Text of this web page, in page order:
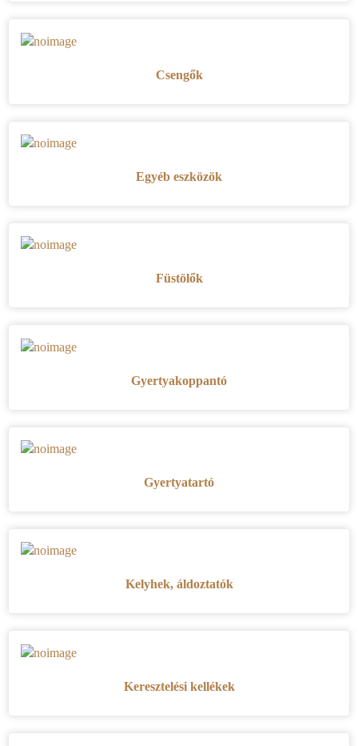
Csengők
Egyéb eszközök
Füstölők
Gyertyakoppantó
Gyertyatartó
Kelyhek, áldoztatók
Keresztelési kellékek